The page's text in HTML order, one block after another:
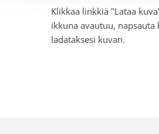
Klikkaa linkkiä "Lataa
ikkuna avautuu,
ladataksesi kuvan.